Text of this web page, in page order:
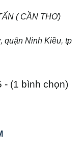
( CẦN THƠ)
quận Ninh Kiều, tp
- (1 bình chọn)